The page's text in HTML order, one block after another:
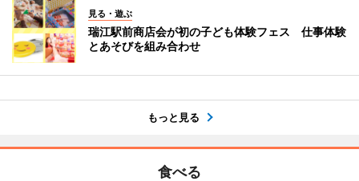
見る・遊ぶ
瑞江駅前商店会が初の子ども体験フェス 仕事体験
とあそびを組み合わせ
もっと見る
食べる